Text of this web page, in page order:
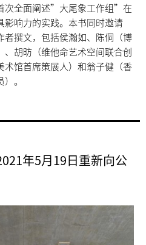
次全面阐述”大尾象工作组”在
影响力的实践。本书同时邀请
撰文，包括侯瀚如、陈侗（博
胡昉（维他命艺术空间联合创
馆首席策展人）和翁子健（香
。
年5月19日重新向公